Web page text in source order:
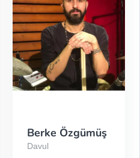
Berke Özgümüş
Davul